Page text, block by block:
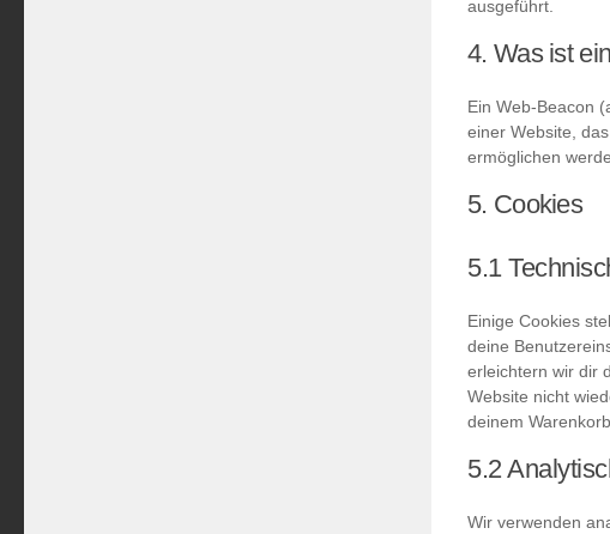
ausgeführt.
4. Was ist
Ein Web-Beacon
einer Website,
ermöglichen
5. Cookies
5.1
Einige Cookies
deine
erleichtern wir dir
Website nicht
deinem
5.2
Wir verwenden